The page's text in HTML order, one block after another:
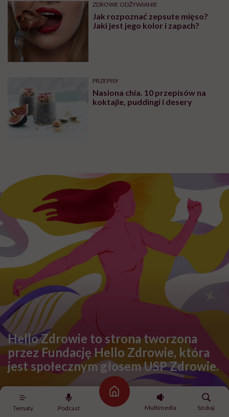
Tematy Podcast
Strona główna
Multimedia
Szukaj
ZDROWE ODŻYWIANIE
Jak rozpoznać zepsute mięso?
Jaki jest jego kolor i zapach?
PRZEPISY
Nasiona chia. 10 przepisów na
koktajle, puddingi i desery
Hello Zdrowie to strona tworzona
przez Fundację Hello Zdrowie, która
jest społecznym głosem USP Zdrowie.
Bądź z nami na bieżąco